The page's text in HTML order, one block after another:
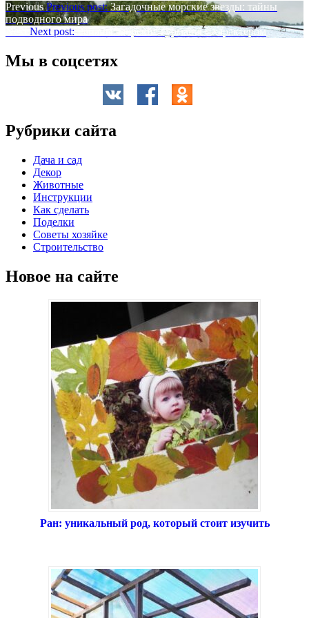
Previous Previous post: Загадочные морские звезды: тайны
подводного мира
Next post: Рапаны: морские гурманы с характером
Мы в соцсетях
Рубрики сайта
Дача и сад
Декор
Животные
Инструкции
Как сделать
Поделки
Советы хозяйке
Строительство
Новое на сайте
Ран: уникальный род, который стоит изучить